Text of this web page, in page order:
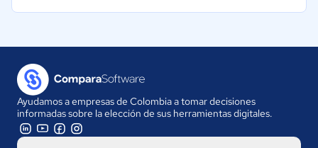
Ayudamos a empresas de Colombia a tomar decisiones
informadas sobre la elección de sus herramientas digitales.